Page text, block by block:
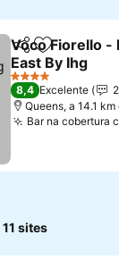
PartilharAdicionar
Voco Fiorello -
East By Ihg
4 Estrelas
8,4 Excelente
Queens, a 14.1
Bar na cobertura
11 sites